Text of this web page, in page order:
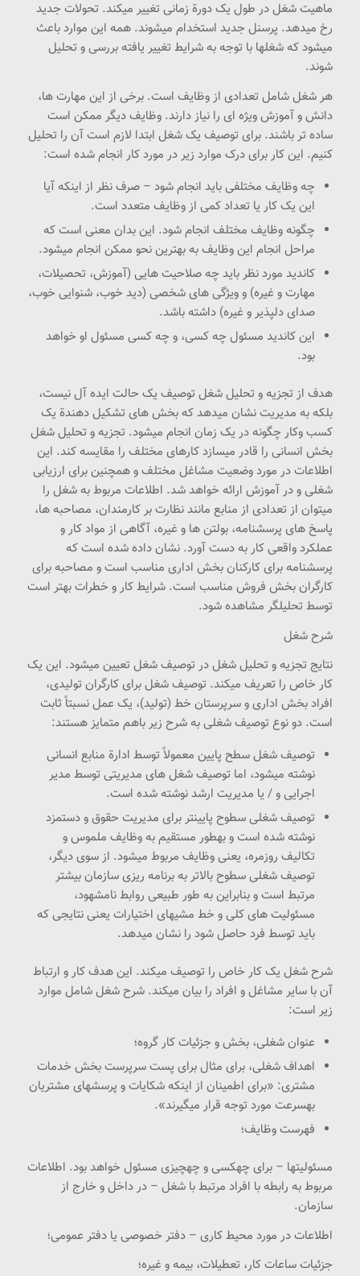
ماهیت شغل در طول یک دورة زمانی تغییر میکند. تحولات جدید
رخ میدهد. پرسنل جدید استخدام میشوند. همه این موارد باعث
میشود که شغلها با توجه به شرایط تغییر یافته بررسی و تحلیل
شوند.
هر شغل شامل تعدادی از وظایف است. برخی از این مهارت ها،
دانش و آموزش ویژه ای را نیاز دارند. وظایف دیگر ممکن است
ساده تر باشند. برای توصیف یک شغل ابتدا لازم است آن را تحلیل
کنیم. این کار برای درک موارد زیر در مورد کار انجام شده است:
چه وظایف مختلفی باید انجام شود – صرف نظر از اینکه آیا
این یک کار یا تعداد کمی از وظایف متعدد است.
چگونه وظایف مختلف انجام شود. این بدان معنی است که
مراحل انجام این وظایف به بهترین نحو ممکن انجام میشود.
کاندید مورد نظر باید چه صلاحیت هایی (آموزش، تحصیلات،
مهارت و غیره) و ویژگی های شخصی (دید خوب، شنوایی خوب،
صدای دلپذیر و غیره) داشته باشد.
این کاندید مسئول چه کسی، و چه کسی مسئول او خواهد
بود.
هدف از تجزیه و تحلیل شغل توصیف یک حالت ایده آل نیست،
بلکه به مدیریت نشان میدهد که بخش های تشکیل دهندة یک
کسب وکار چگونه در یک زمان انجام میشود. تجزیه و تحلیل شغل
بخش انسانی را قادر میسازد کارهای مختلف را مقایسه کند. این
اطلاعات در مورد وضعیت مشاغل مختلف و همچنین برای ارزیابی
شغلی و در آموزش ارائه خواهد شد. اطلاعات مربوط به شغل را
میتوان از تعدادی از منابع مانند نظارت بر کارمندان، مصاحبه ها،
پاسخ های پرسشنامه، بولتن ها و غیره، آگاهی از مواد کار و
عملکرد واقعی کار به دست آورد. نشان داده شده است که
پرسشنامه برای کارکنان بخش اداری مناسب است و مصاحبه برای
کارگران بخش فروش مناسب است. شرایط کار و خطرات بهتر است
توسط تحلیلگر مشاهده شود.
شرح شغل
نتایج تجزیه و تحلیل شغل در توصیف شغل تعیین میشود. این یک
کار خاص را تعریف میکند. توصیف شغل برای کارگران تولیدی،
افراد بخش اداری و سرپرستان خط (تولید)، یک عمل نسبتاً ثابت
است. دو نوع توصیف شغلی به شرح زیر باهم متمایز هستند:
توصیف شغل سطح پایین معمولاً توسط ادارة منابع انسانی
نوشته میشود، اما توصیف شغل های مدیریتی توسط مدیر
اجرایی و / یا مدیریت ارشد نوشته شده است.
توصیف شغلی سطوح پایینتر برای مدیریت حقوق و دستمزد
نوشته شده است و بهطور مستقیم به وظایف ملموس و
تکالیف روزمره، یعنی وظایف مربوط میشود. از سوی دیگر،
توصیف شغلی سطوح بالاتر به برنامه ریزی سازمان بیشتر
مرتبط است و بنابراین به طور طبیعی روابط نامشهود،
مسئولیت های کلی و خط مشیهای اختیارات یعنی نتایجی که
باید توسط فرد حاصل شود را نشان میدهد.
شرح شغل یک کار خاص را توصیف میکند. این هدف کار و ارتباط
آن با سایر مشاغل و افراد را بیان میکند. شرح شغل شامل موارد
زیر است:
عنوان شغلی، بخش و جزئیات کار گروه؛
اهداف شغلی، برای مثال برای پست سرپرست بخش خدمات
مشتری: «برای اطمینان از اینکه شکایات و پرسشهای مشتریان
بهسرعت مورد توجه قرار میگیرند».
فهرست وظایف؛
مسئولیتها – برای چهکسی و چهچیزی مسئول خواهد بود. اطلاعات
مربوط به رابطه با افراد مرتبط با شغل – در داخل و خارج از
سازمان.
اطلاعات در مورد محیط کاری – دفتر خصوصی یا دفتر عمومی؛
جزئیات ساعات کار، تعطیلات، بیمه و غیره؛